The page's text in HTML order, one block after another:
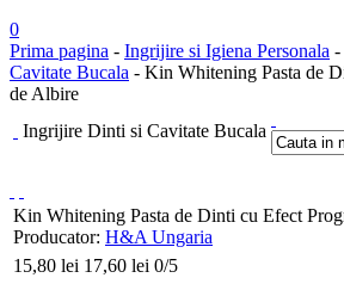
0
Prima pagina - Ingrijire si Igiena Personala -
Cavitate Bucala - Kin Whitening Pasta de
de Albire
Ingrijire Dinti si Cavitate Bucala
Kin Whitening Pasta de Dinti cu Efect
Producator: H&A Ungaria
15,80 lei 17,60 lei 0/5